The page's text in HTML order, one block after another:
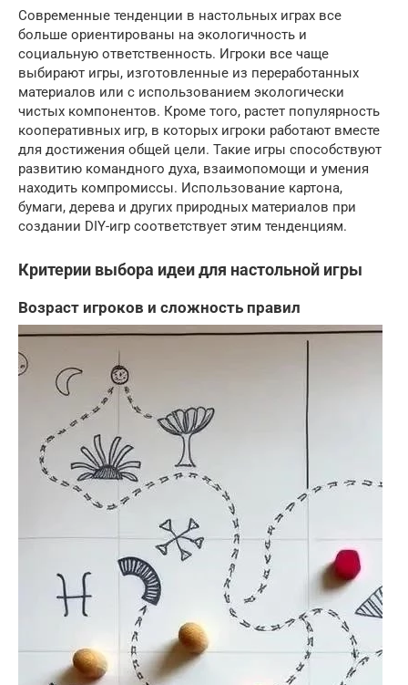
Современные тенденции в настольных играх все
больше ориентированы на экологичность и
социальную ответственность. Игроки все чаще
выбирают игры, изготовленные из переработанных
материалов или с использованием экологически
чистых компонентов. Кроме того, растет популярность
кооперативных игр, в которых игроки работают вместе
для достижения общей цели. Такие игры способствуют
развитию командного духа, взаимопомощи и умения
находить компромиссы. Использование картона,
бумаги, дерева и других природных материалов при
создании DIY-игр соответствует этим тенденциям.
Критерии выбора идеи для настольной игры
Возраст игроков и сложность правил